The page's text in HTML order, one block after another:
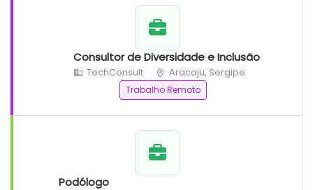
Consultor de Diversidade e Inclusão
TechConsult Aracaju, Sergipe
Trabalho Remoto
Podólogo